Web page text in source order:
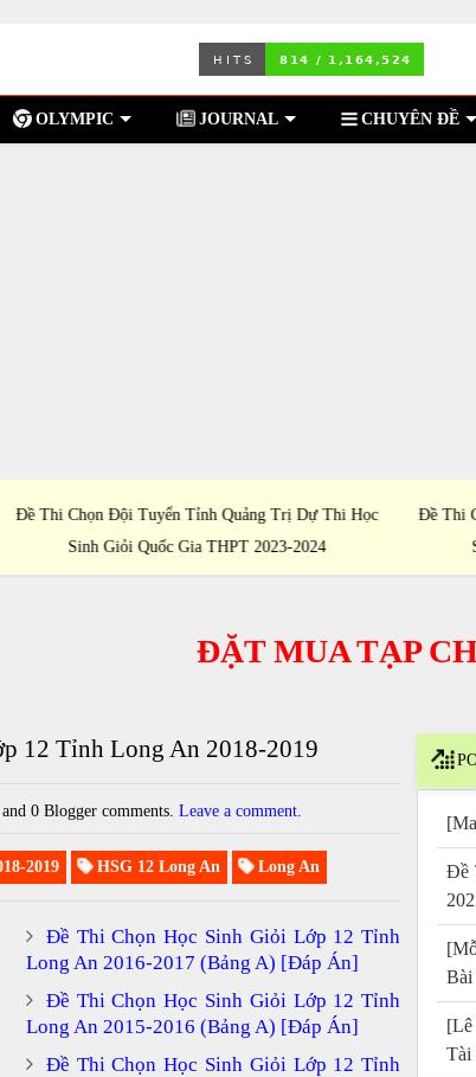
OLYMPIC JOURNAL CHUYÊN ĐỀ
Đề Thi Chọn Đội Tuyển TP Cần Thơ Dự Thi Học
Sinh Giỏi Quốc Gia THPT 2023-2024
Đề
ĐẶT MUA TẠP CHÍ/
12 Tỉnh Long An 2018-2019
and 0 Blogger comments.Leave a comment
2019 HSG 12 Long An Long An
Đề Thi Chọn Học Sinh Giỏi Lớp 12 Tỉnh
Long An 2016-2017 (Bảng A) [Đáp Án]
Đề Thi Chọn Học Sinh Giỏi Lớp 12 Tỉnh
Long An 2015-2016 (Bảng A) [Đáp Án]
Đề Thi Chọn Học Sinh Giỏi Lớp 12 Tỉnh
Đề
Bài
Tài